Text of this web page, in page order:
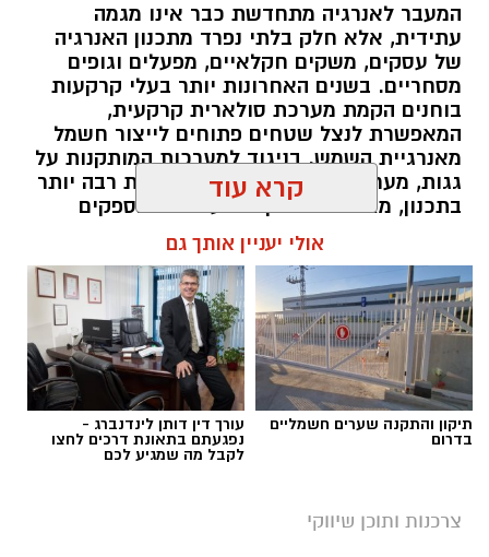
המעבר לאנרגיה מתחדשת כבר אינו מגמה
עתידית, אלא חלק בלתי נפרד מתכנון האנרגיה
של עסקים, משקים חקלאיים, מפעלים וגופים
מסחריים. בשנים האחרונות יותר בעלי קרקעות
בוחנים הקמת מערכת סולארית קרקעית,
המאפשרת לנצל שטחים פתוחים לייצור חשמל
מאנרגיית השמש. בניגוד למערכות המותקנות על
גגות, מערכת קרקעית מעניקה גמישות רבה יותר
בתכנון, מאפשרת התקנת מערכות בהספקים
גבוהים ומקלה על ביצוע תחזוקה שוטפת.
במקביל, העלייה במודעות לניהול אנרגיה יעיל
הובילה לכך שיותר פרויקטים משלבים כבר בשלב
התכנון גם פתרונות אגירה, במטרה להפיק ערך
גבוה יותר מהחשמל המיוצר. השילוב בין ייצור
חשמל לבין אגירת אנרגיה הופך את המערכת
לגמישה יותר ומאפשר להתאים אותה לצרכים
המשתנים של העסק לאורך השנים.
תוכן שיווקי / 10:30 09.08.26
קרא עוד
אולי יעניין אותך גם
תיקון והתקנה שערים חשמליים
בדרום
עורך דין דותן לינדנברג -
נפגעתם בתאונת דרכים לחצו
לקבל מה שמגיע לכם
צרכנות ותוכן שיווקי